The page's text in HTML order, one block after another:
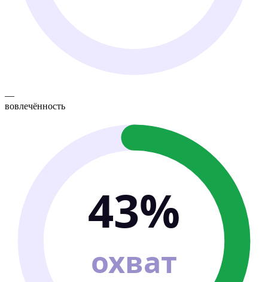
—
вовлечённость
43%
охват